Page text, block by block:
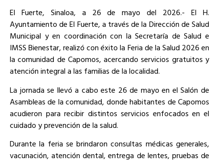
El Fuerte, Sinaloa, a 26 de mayo del 2026.- El H.
Ayuntamiento de El Fuerte, a través de la Dirección de Salud
Municipal y en coordinación con la Secretaría de Salud e
IMSS Bienestar, realizó con éxito la Feria de la Salud 2026 en
la comunidad de Capomos, acercando servicios gratuitos y
atención integral a las familias de la localidad.
La jornada se llevó a cabo este 26 de mayo en el Salón de
Asambleas de la comunidad, donde habitantes de Capomos
acudieron para recibir distintos servicios enfocados en el
cuidado y prevención de la salud.
Durante la feria se brindaron consultas médicas generales,
vacunación, atención dental, entrega de lentes, pruebas de